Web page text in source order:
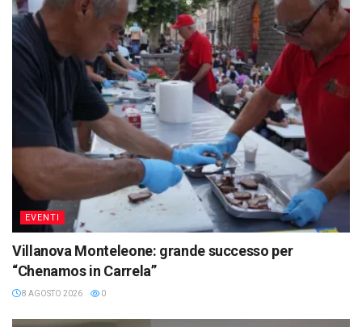
EVENTI
Villanova Monteleone: grande successo per
“Chenamos in Carrela”
8 AGOSTO 2026 0